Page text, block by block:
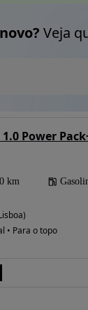
Veja
Power
km
• Para o topo